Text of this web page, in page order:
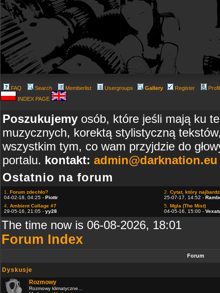
FAQ Search Memberlist Usergroups Gallery Register
INDEX PAGE
Poszukujemy osób, które jeśli mają ku
muzycznych, korektą stylistyczną
wszystkim tym, co wam przyjdzie do
portalu. kontakt: admin@darknation.eu
Ostatnio na forum
1. Forum zdechło?
04-02-18, 04:25 - Piottr
2. Cytat, który
25-07-17, 14:52 -
4. Ambient Collage #7
29-05-16, 21:05 - yy28
5. Mgla (The Mist)
04-05-16, 15:00 -
The time now is 06-08-2026, 18:01
Forum Index
Forum
Dyskusje
Rozmowy
Rozmowy klimatyczne...